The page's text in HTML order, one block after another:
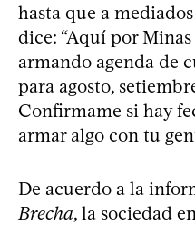
hasta que a
dice: “Aquí por
armando agenda de
para agosto,
Confirmame si hay
armar algo con tu
De acuerdo a la
Brecha, la sociedad